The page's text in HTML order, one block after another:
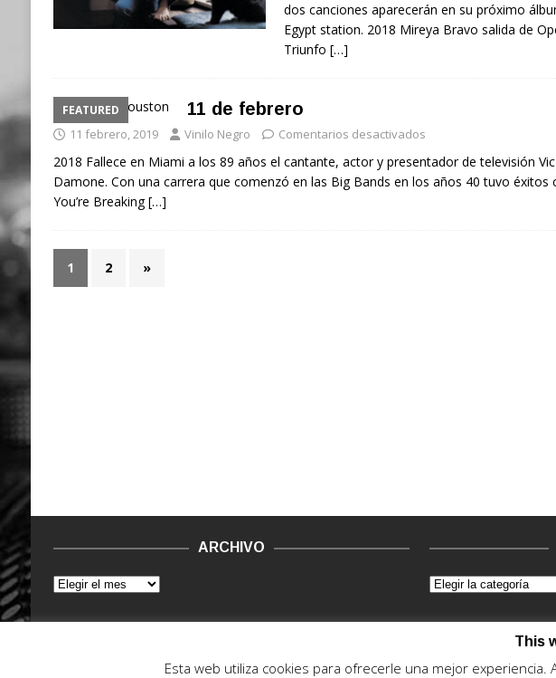
dos canciones aparecerán en su próximo
Egypt station. 2018 Mireya Bravo salida de
Triunfo […]
FEATURED 11 de febrero
11 febrero, 2019 Vinilo Negro Comentarios desactivados
2018 Fallece en Miami a los 89 años el cantante, actor y presentador de televisión Vic
Damone. Con una carrera que comenzó en las Big Bands en los años 40 tuvo éxitos
You’re Breaking[…]
1 2 »
ARCHIVO
This
Esta web utiliza cookies para ofrecerle una mejor